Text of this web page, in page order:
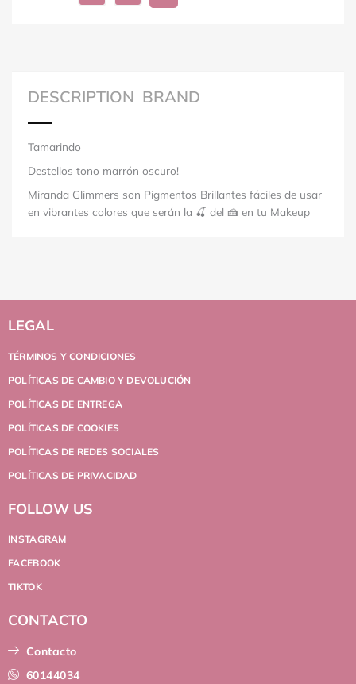
DESCRIPTION BRAND
Tamarindo
Destellos tono marrón oscuro!
Miranda Glimmers son Pigmentos Brillantes fáciles de usar
en vibrantes colores que serán la 🍒 del 🍰 en tu Makeup
LEGAL
TÉRMINOS Y CONDICIONES
POLÍTICAS DE CAMBIO Y DEVOLUCIÓN
POLÍTICAS DE ENTREGA
POLÍTICAS DE COOKIES
POLÍTICAS DE REDES SOCIALES
POLÍTICAS DE PRIVACIDAD
FOLLOW US
INSTAGRAM
FACEBOOK
TIKTOK
CONTACTO
Contacto
60144034